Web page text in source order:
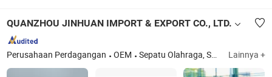
QUANZHOU JINHUAN IMPORT & EXPORT CO., LTD.
Perusahaan Perdagangan OEM Sepatu Olahraga, Sneakers, Bagian Atas Sepatu, Sol Sepatu, Bagian Atas Flyknit, Bagian Atas Jaring, Jaring Jacquard, sol sepatu olahraga, Sol EVA, sol TPU Lainnya +